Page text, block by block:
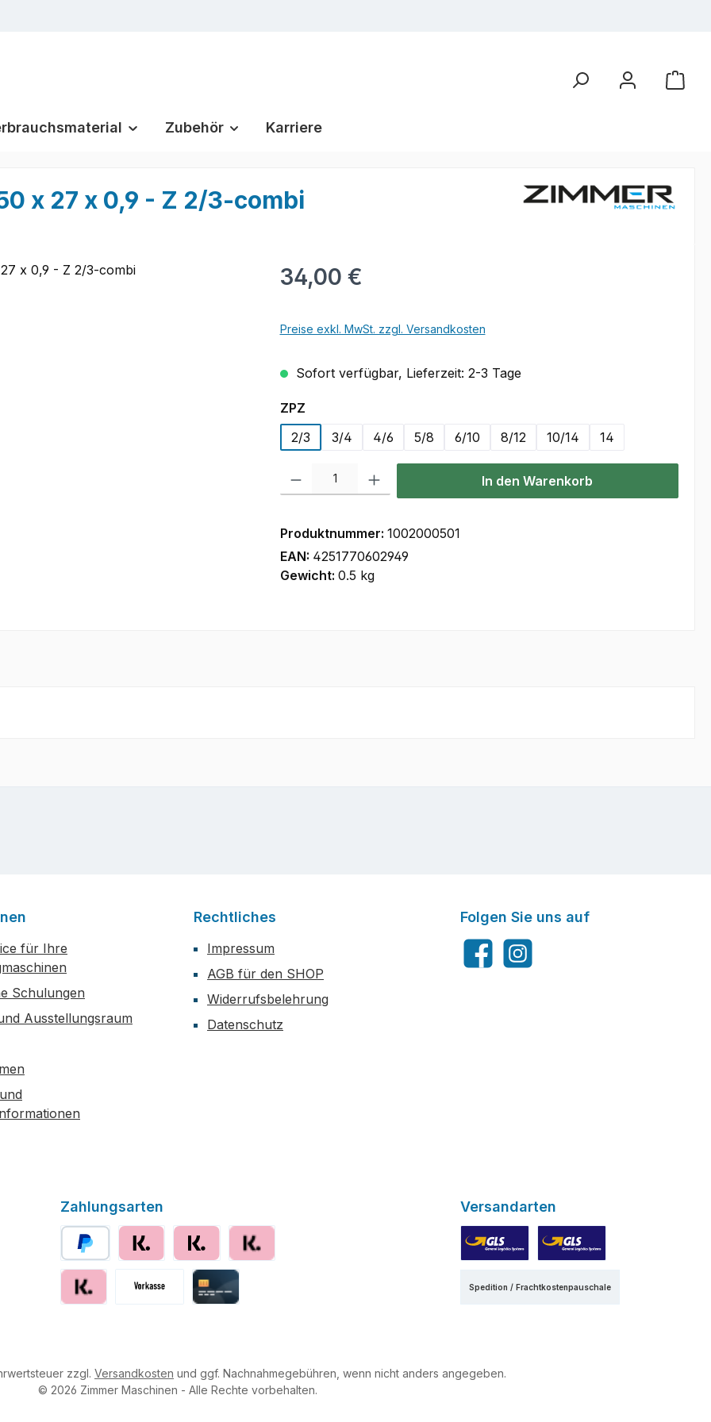
Zubehör Karriere
x 27 x 0,9 - Z 2/3-combi
Regulärer Preis:
34,00 €
Preise exkl. MwSt. zzgl. Versandkosten
Sofort verfügbar, Lieferzeit: 2-3 Tage
ZPZauswählen
2/3
3/4 4/6 5/8 6/10 8/12 10/14 14
Produkt Anzahl: Gib den gewünschten Wert ein oder benutze die Schaltflächen
In den Warenkorb
Produktnummer: 1002000501
EAN: 4251770602949
Gewicht: 0.5 kg
für Ihre
Schulungen
Ausstellungsraum
Rechtliches
Impressum
AGB für den SHOP
Widerrufsbelehrung
Datenschutz
Zahlungsarten
PayPal Klarna sofort bezahlen
Klarna Klarna Ratenzahlung
Versandarten
Spedition / Frachtkostenpauschale
Folgen Sie uns auf
FacebookInstagram
zzgl. Versandkosten und ggf. Nachnahmegebühren, wenn nicht anders angegeben.
© 2026 Zimmer Maschinen - Alle Rechte vorbehalten.